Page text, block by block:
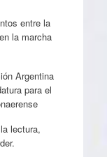
entre la
la marcha
Argentina
para el
lectura,